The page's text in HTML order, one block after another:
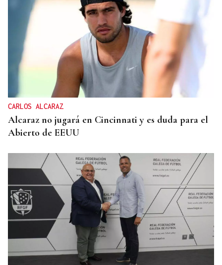
CARLOS ALCARAZ
Alcaraz no jugará en Cincinnati y es duda para el
Abierto de EEUU